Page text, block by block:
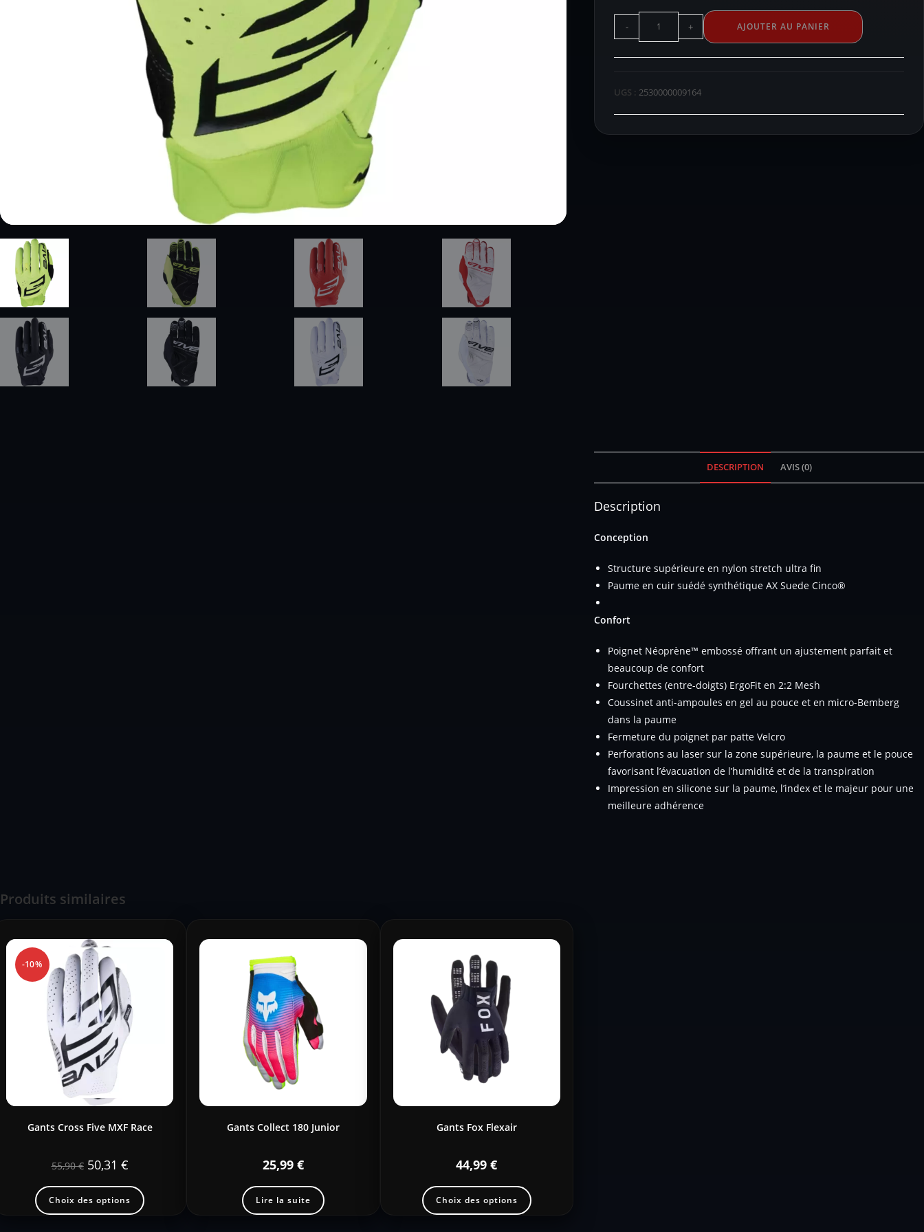
- + AJOUTER AU PANIER
UGS : 2530000009164
DESCRIPTION AVIS (0)
Description
Conception
Structure supérieure en nylon stretch ultra fin
Paume en cuir suédé synthétique AX Suede Cinco®
Confort
Poignet Néoprène™ embossé offrant un ajustement parfait et
beaucoup de confort
Fourchettes (entre-doigts) ErgoFit en 2:2 Mesh
Coussinet anti-ampoules en gel au pouce et en micro-Bemberg
dans la paume
Fermeture du poignet par patte Velcro
Perforations au laser sur la zone supérieure, la paume et le pouce
favorisant l’évacuation de l’humidité et de la transpiration
Impression en silicone sur la paume, l’index et le majeur pour une
meilleure adhérence
Produits similaires
-10%
Gants Cross Five MXF Race
55,90€ 50,31 €
Choix des options
Gants Collect 180 Junior
25,99 €
Lire la suite
Gants Fox Flexair
44,99€
Choix des options